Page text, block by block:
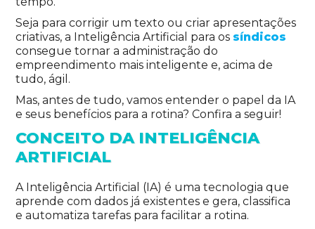
Seja para corrigir um texto ou criar apresentações
criativas, a Inteligência Artificial para os síndicos
consegue tornar a administração do
empreendimento mais inteligente e, acima de
tudo, ágil.
Mas, antes de tudo, vamos entender o papel da IA
e seus benefícios para a rotina? Confira a seguir!
CONCEITO DA INTELIGÊNCIA
ARTIFICIAL
A Inteligência Artificial (IA) é uma tecnologia que
aprende com dados já existentes e gera, classifica
e automatiza tarefas para facilitar a rotina.